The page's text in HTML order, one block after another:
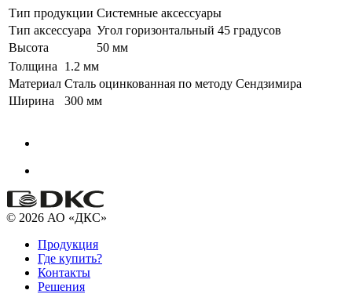
Тип продукции Системные аксессуары
Тип аксессуара Угол горизонтальный 45 градусов
Высота
50 мм
Толщина
1.2 мм
Материал Сталь оцинкованная по методу Сендзимира
Ширина
300 мм
© 2026 АО «ДКС»
Продукция
Где купить?
Контакты
Решения